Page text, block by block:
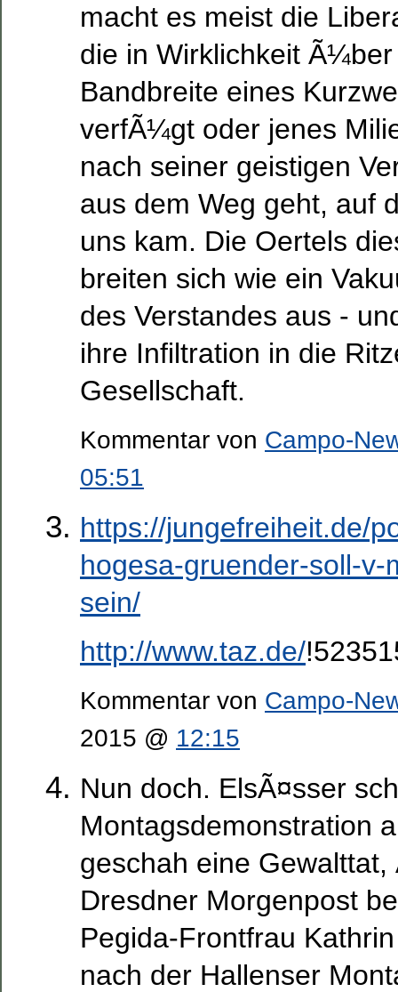
macht es meist die
die in Wirklichkeit
Bandbreite eines
verfÃ¼gt oder jenes
nach seiner geistigen
aus dem Weg geht, auf
uns kam. Die Oertels
breiten sich wie ein
des Verstandes aus -
ihre Infiltration in die
Gesellschaft.
Kommentar von Campo-
05:51
https://jungefreiheit.de/
hogesa-gruender-soll-v-
sein/
http://www.taz.de/
Kommentar von Campo-
2015 @ 12:15
Nun doch. ElsÃ¤sser
Montagsdemonstration
geschah eine
Dresdner Morgenpost
Pegida-Frontfrau
nach der Hallenser